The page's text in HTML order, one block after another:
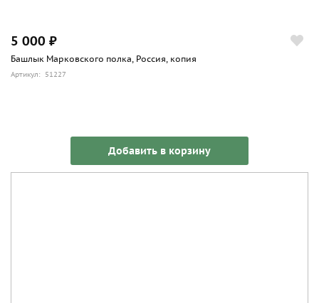
5 000 ₽
Башлык Марковского полка, Россия, копия
Артикул: 51227
Добавить в корзину